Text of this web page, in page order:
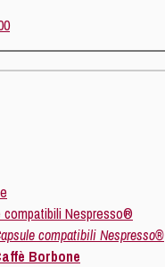
compatibili Nespresso®
compatibili Nespresso®
Borbone